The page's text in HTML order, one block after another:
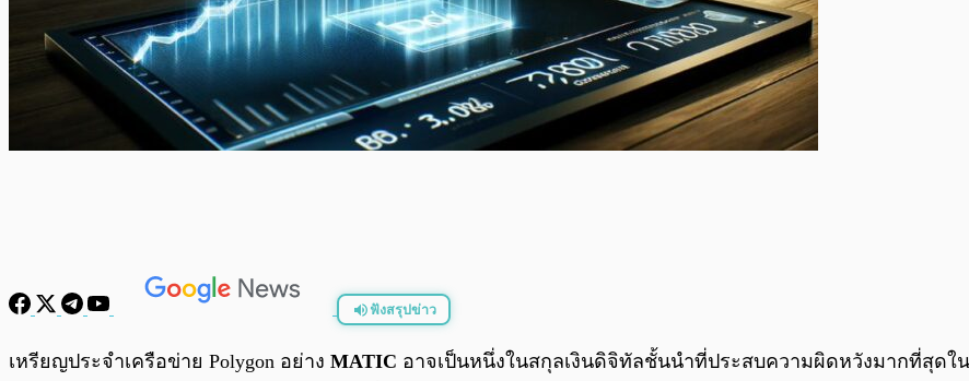
ฟังสรุปข่าว
พร้อมเล่น
เหรียญประจำเครือข่าย Polygon อย่าง MATIC อาจเป็นหนึ่งในสกุลเงินดิจิทัลชั้นนำที่ประสบความผิดหวังมากที่สุ